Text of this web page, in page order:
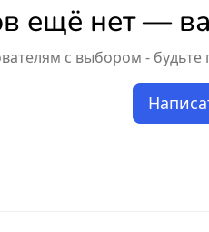
ещё нет —
с выбором -